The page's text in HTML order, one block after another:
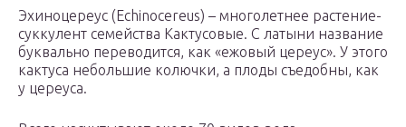
Эхиноцереус (Echinocereus) – многолетнее растение-
суккулент семейства Кактусовые. С латыни название
буквально переводится, как «ежовый цереус». У этого
кактуса небольшие колючки, а плоды съедобны, как
у цереуса.